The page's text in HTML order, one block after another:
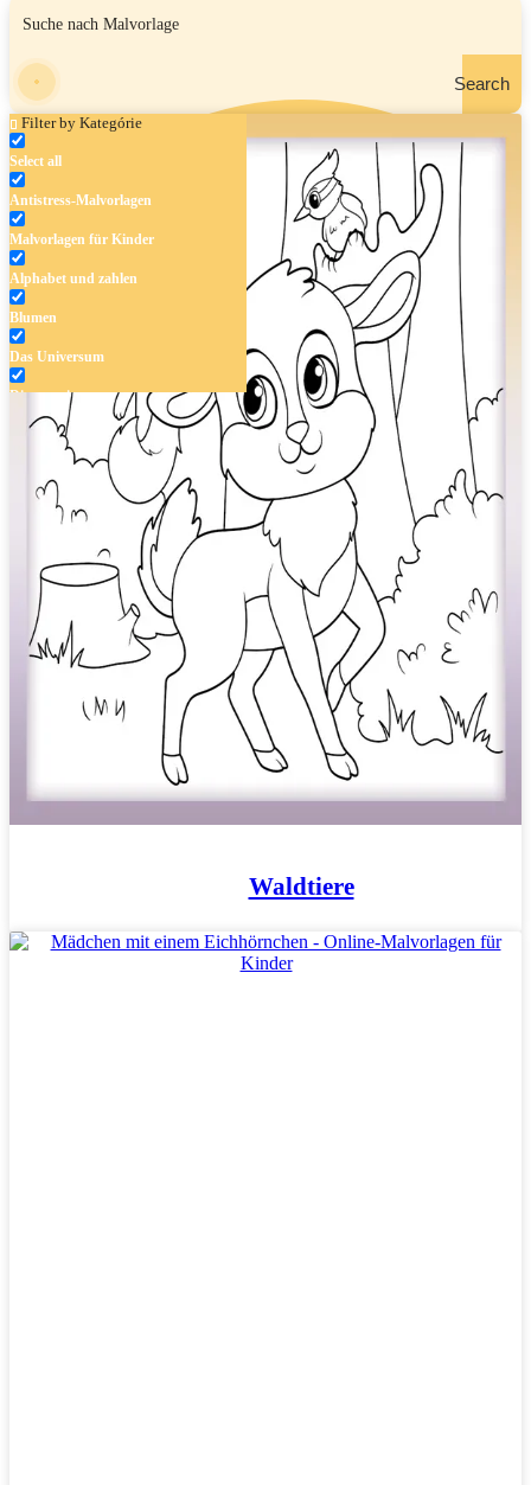
Search
Filter by Kategórie
Select all
Antistress-Malvorlagen
Malvorlagen für Kinder
Alphabet und zahlen
Blumen
Das Universum
Dinosaurier
Früchte und Gemüse
Frühling und Ostern
Halloween und Herbst
Haus und Wohnen
Mandalas
Märchen und Feen
Musik und Musikinstrumente
Teddys und Pferde
Valentinstag und Liebe
Waldtiere